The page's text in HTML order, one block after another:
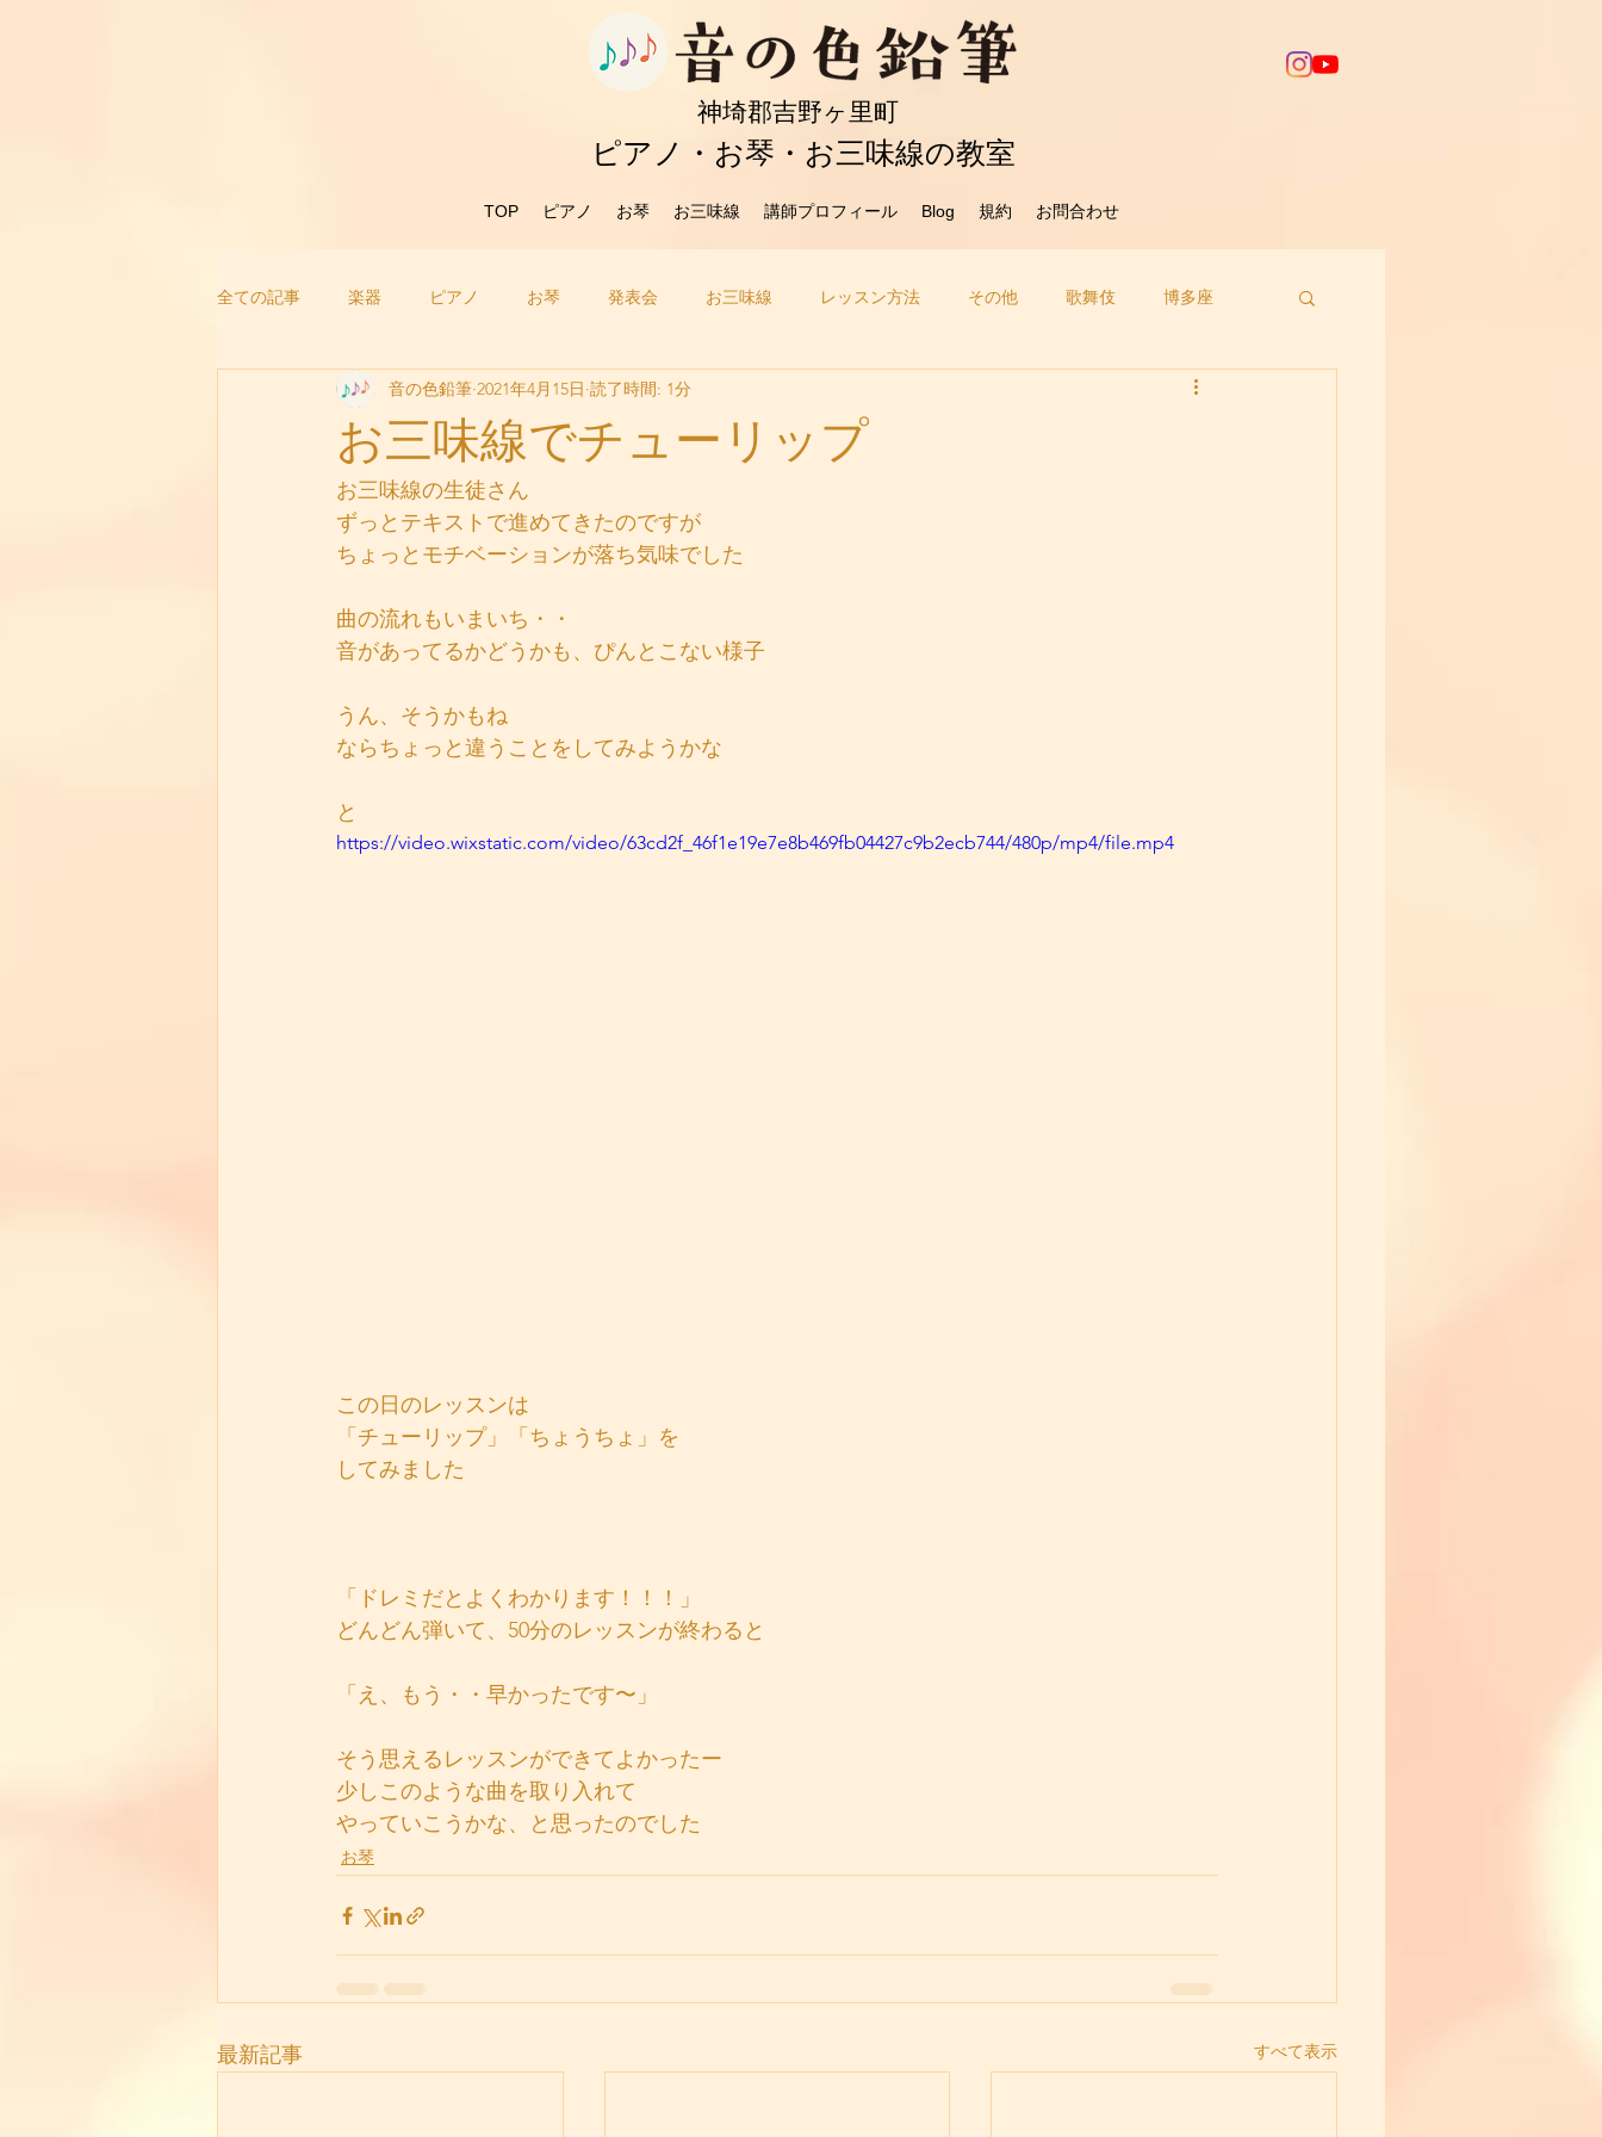
​神埼郡吉野ヶ里町
ピアノ・お琴・お三味線の教室
TOP ピアノ お琴 お三味線 講師プロフィール Blog 規約 お問合わせ
全ての記事 楽器 ピアノ お琴 発表会 お三味線 レッスン方法 その他 歌舞伎 博多座
お三味線でチューリップ
音の色鉛筆 2021年4月15日 読了時間: 1分
お三味線の生徒さん
ずっとテキストで進めてきたのですが
ちょっとモチベーションが落ち気味でした
曲の流れもいまいち・・
音があってるかどうかも、ぴんとこない様子
うん、そうかもね
ならちょっと違うことをしてみようかな
と
https://video.wixstatic.com/video/63cd2f_46f1e19e7e8b469fb04427c9b2ecb744/480p/mp4/file.mp4
この日のレッスンは
「チューリップ」「ちょうちょ」を
してみました
「ドレミだとよくわかります！！！」
どんどん弾いて、50分のレッスンが終わると
「え、もう・・早かったです〜」
そう思えるレッスンができてよかったー
少しこのような曲を取り入れて
やっていこうかな、と思ったのでした
お琴
最新記事 すべて表示